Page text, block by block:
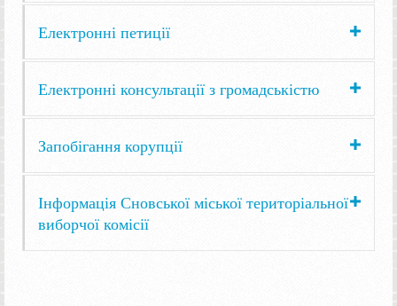
Електронні петиції
Електронні консультації з громадськістю
Запобігання корупції
Інформація Сновської міської територіальної
виборчої комісії